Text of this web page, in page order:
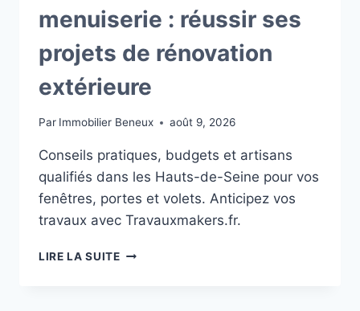
menuiserie : réussir ses
projets de rénovation
extérieure
Par Immobilier Beneux août 9, 2026
Conseils pratiques, budgets et artisans
qualifiés dans les Hauts-de-Seine pour vos
fenêtres, portes et volets. Anticipez vos
travaux avec Travauxmakers.fr.
LIRE LA SUITETRAVAUXMAKERS